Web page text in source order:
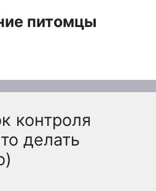
питомцы
контроля
делать